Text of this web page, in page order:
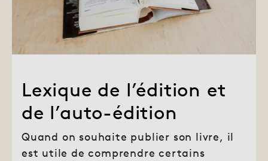
Lexique de l’édition et
de l’auto-édition
Quand on souhaite publier son livre, il
est utile de comprendre certains